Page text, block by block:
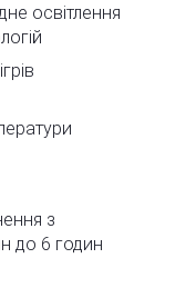
освітлення
з
до 6 годин